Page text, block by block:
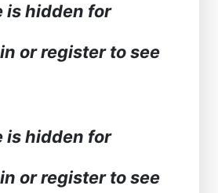
is hidden for
or register to see
is hidden for
or register to see